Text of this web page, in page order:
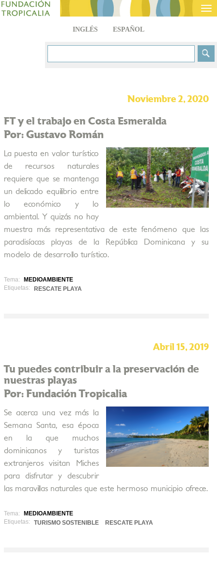
INGLÉS ESPAÑOL
Noviembre 2, 2020
FT y el trabajo en Costa Esmeralda
Por: Gustavo Román
La puesta en valor turístico
de recursos naturales
requiere que se mantenga
un delicado equilibrio entre
lo económico y lo
ambiental. Y quizás no hay
muestra más representativa de este fenómeno que las
paradisíacas playas de la República Dominicana y su
modelo de desarrollo turístico.
Tema:
MEDIOAMBIENTE
Etiquetas:
RESCATE PLAYA
Abril 15, 2019
Tu puedes contribuir a la preservación de
nuestras playas
Por: Fundación Tropicalia
Se acerca una vez más la
Semana Santa, esa época
en la que muchos
dominicanos y turistas
extranjeros visitan Miches
para disfrutar y descubrir
las maravillas naturales que este hermoso municipio ofrece.
Tema:
MEDIOAMBIENTE
Etiquetas:
TURISMO SOSTENIBLE RESCATE PLAYA